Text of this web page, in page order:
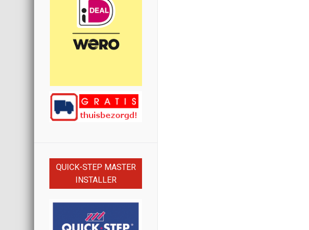
QUICK-STEP MASTER
INSTALLER